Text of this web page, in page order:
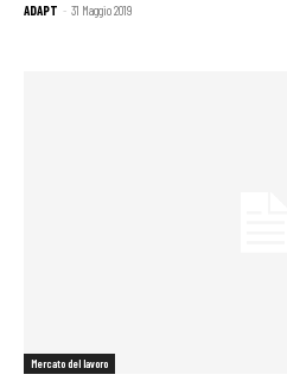
ADAPT - 31 Maggio 2019
Mercato del lavoro